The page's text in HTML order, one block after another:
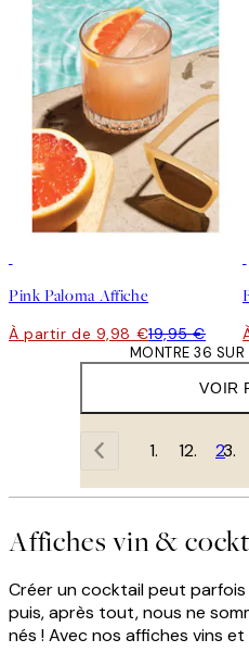
Pink Paloma Affiche
À partir de 9,98 €19,95 €
VOIR
MONTRE 36
1 2
Affiches vin &
Créer un cocktail peut
puis, après tout, nous ne
nés ! Avec nos affiches vins